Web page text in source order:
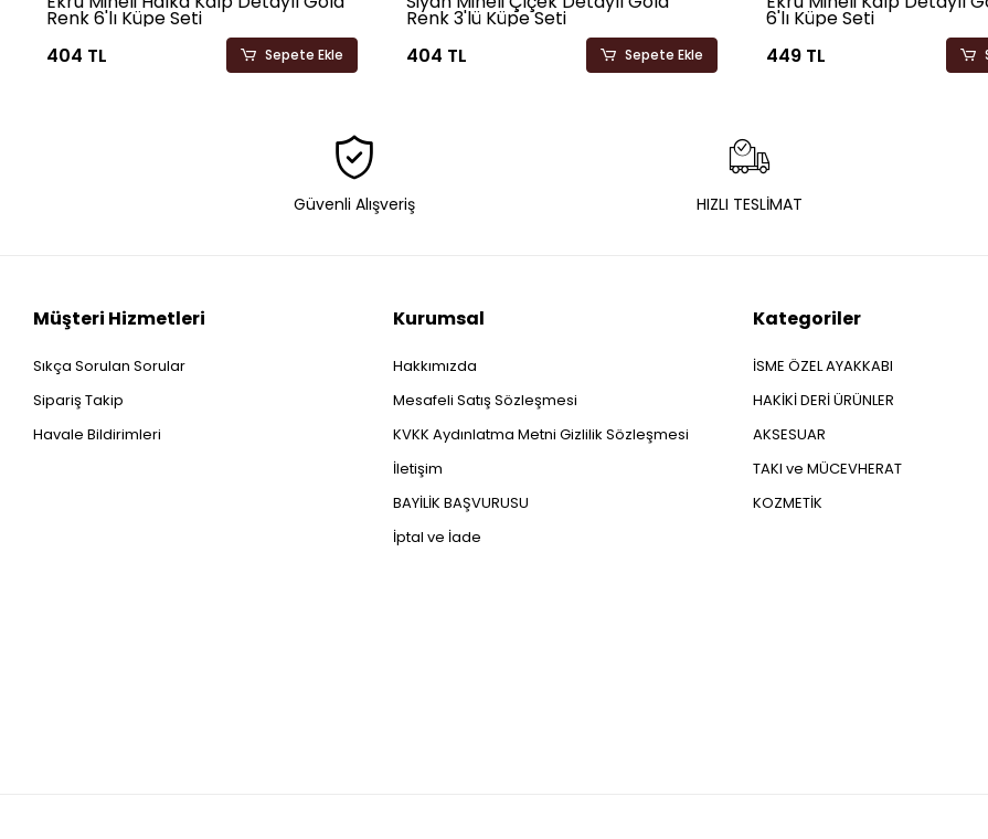
Renk 6'lı Küpe Seti
404 TL
Sepete Ekle
Renk 3'lü Küpe Seti
404 TL
Sepete Ekle
6'lı Küpe Seti
449 TL
Güvenli Alışveriş HIZLI TESLİMAT
Müşteri Hizmetleri
Sıkça Sorulan Sorular
Sipariş Takip
Havale Bildirimleri
Kurumsal
Hakkımızda
Mesafeli Satış Sözleşmesi
KVKK Aydınlatma Metni Gizlilik Sözleşmesi
İletişim
BAYİLİK BAŞVURUSU
İptal ve İade
Kategoriler
İSME ÖZEL AYAKKABI
HAKİKİ DERİ ÜRÜNLER
AKSESUAR
TAKI ve MÜCEVHERAT
KOZMETİK